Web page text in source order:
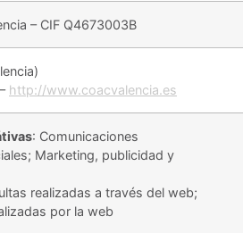
– CIF Q4673003B
http://www.coacvalencia.es
: Comunicaciones
Marketing, publicidad y
realizadas a través del web;
por la web